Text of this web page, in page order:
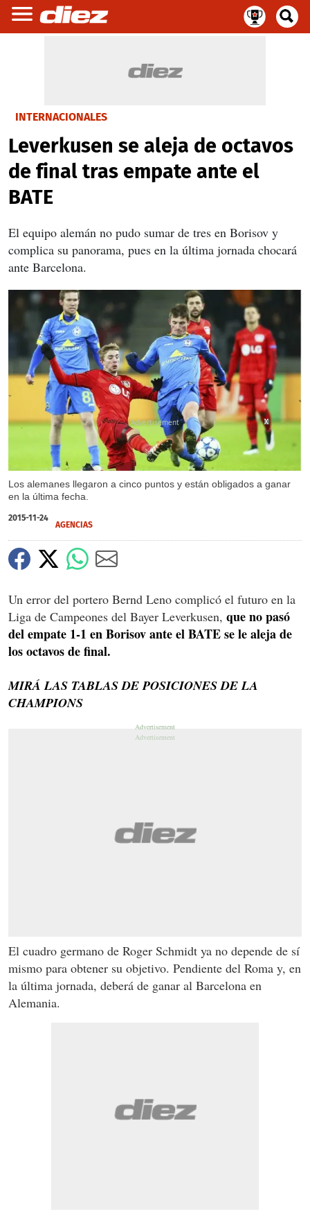
INTERNACIONALES
Leverkusen se aleja de octavos
de final tras empate ante el
BATE
El equipo alemán no pudo sumar de tres en Borisov y
complica su panorama, pues en la última jornada chocará
ante Barcelona.
Los alemanes llegaron a cinco puntos y están obligados a ganar
en la última fecha.
X
X
X
2015-11-24
AGENCIAS
Un error del portero Bernd Leno complicó el futuro en la
Liga de Campeones del Bayer Leverkusen, que no pasó
del empate 1-1 en Borisov ante el BATE se le aleja de
los octavos de final.
MIRÁ LAS TABLAS DE POSICIONES DE LA
CHAMPIONS
El cuadro germano de Roger Schmidt ya no depende de sí
mismo para obtener su objetivo. Pendiente del Roma y, en
la última jornada, deberá de ganar al Barcelona en
Alemania.